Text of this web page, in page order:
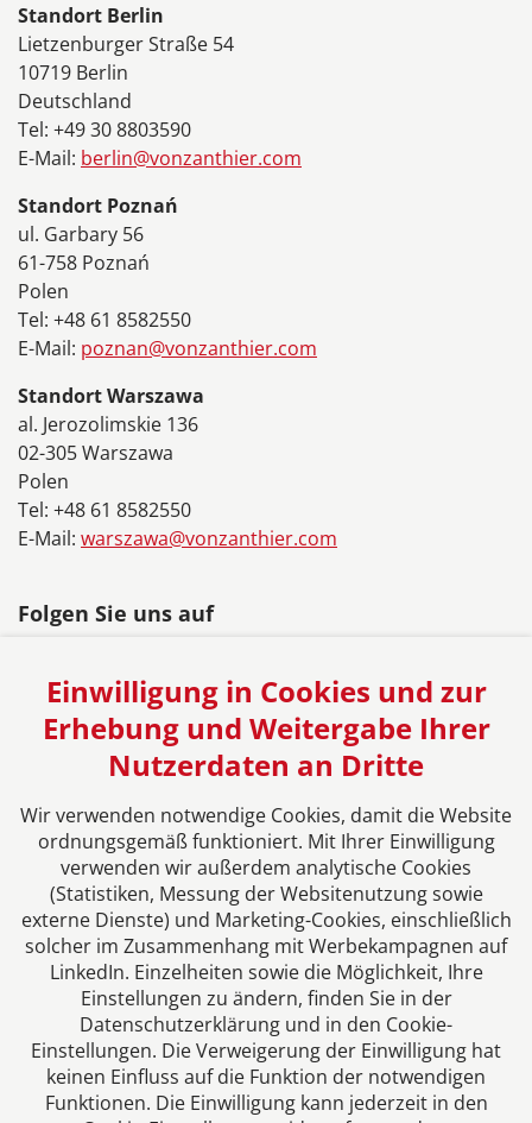
Standort Berlin
Lietzenburger Straße 54
10719 Berlin
Deutschland
Tel: +49 30 8803590
E-Mail: berlin@vonzanthier.com
Standort Poznań
ul. Garbary 56
61-758 Poznań
Polen
Tel: +48 61 8582550
E-Mail: poznan@vonzanthier.com
Standort Warszawa
al. Jerozolimskie 136
02-305 Warszawa
Polen
Tel: +48 61 8582550
E-Mail: warszawa@vonzanthier.com
Folgen Sie uns auf
Das europäische Kanzlei-Netzwerk
Impressum
Einwilligung in Cookies und zur
Erhebung und Weitergabe Ihrer
Nutzerdaten an Dritte
Wir verwenden notwendige Cookies, damit die Website
ordnungsgemäß funktioniert. Mit Ihrer Einwilligung
verwenden wir außerdem analytische Cookies
(Statistiken, Messung der Websitenutzung sowie
externe Dienste) und Marketing-Cookies, einschließlich
solcher im Zusammenhang mit Werbekampagnen auf
LinkedIn. Einzelheiten sowie die Möglichkeit, Ihre
Einstellungen zu ändern, finden Sie in der
Datenschutzerklärung und in den Cookie-
Einstellungen. Die Verweigerung der Einwilligung hat
keinen Einfluss auf die Funktion der notwendigen
Funktionen. Die Einwilligung kann jederzeit in den